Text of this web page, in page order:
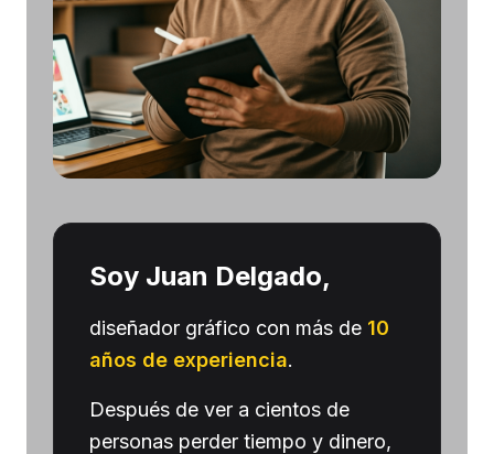
Soy Juan Delgado,
diseñador gráfico con más de 10
años de experiencia.
Después de ver a cientos de
personas perder tiempo y dinero,